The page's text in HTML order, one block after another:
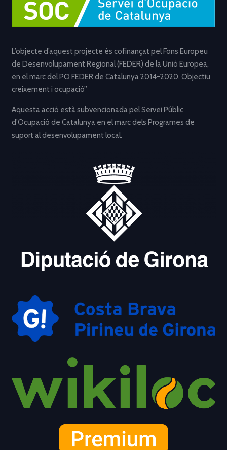
L’objecte d’aquest projecte és cofinançat pel Fons Europeu
de Desenvolupament Regional (FEDER) de la Unió Europea,
en el marc del PO FEDER de Catalunya 2014-2020. Objectiu
creixement i ocupació”
Aquesta acció està subvencionada pel Servei Públic
d’Ocupació de Catalunya en el marc dels Programes de
suport al desenvolupament local.